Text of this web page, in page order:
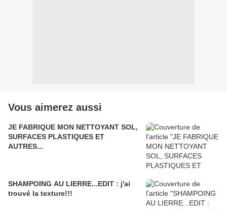
Vous aimerez aussi
JE FABRIQUE MON NETTOYANT SOL,
SURFACES PLASTIQUES ET
AUTRES...
SHAMPOING AU LIERRE...EDIT : j'ai
trouvé la texture!!!